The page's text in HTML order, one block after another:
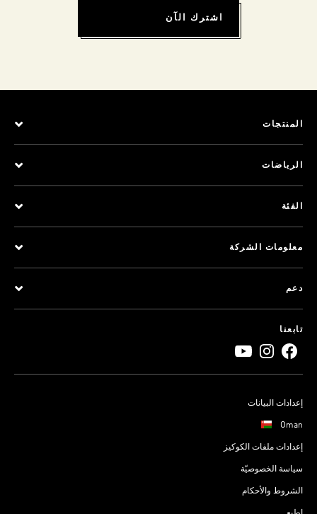
اشترك الآن
المنتجات
الرياضات
الفئة
معلومات الشركة
دعم
تابعنا
إعدادات البيانات
Oman
إعدادات ملفات الكوكيز
سياسة الخصوصيّة
الشروط والأحكام